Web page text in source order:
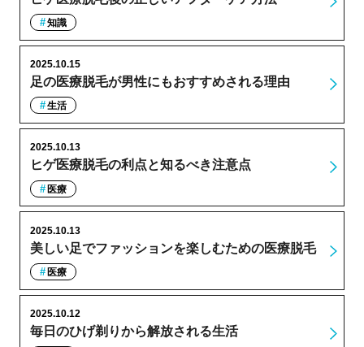
知識
足の医療脱毛が男性にもおすすめされる理由
2025.10.15
生活
ヒゲ医療脱毛の利点と知るべき注意点
2025.10.13
医療
美しい足でファッションを楽しむための医療脱毛
2025.10.13
医療
毎日のひげ剃りから解放される生活
2025.10.12